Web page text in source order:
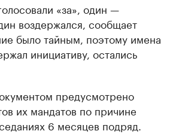
«за», один —
воздержался, сообщает
было тайным, поэтому имена
инициативу, остались
предусмотрено
их мандатов по причине
6 месяцев подряд.